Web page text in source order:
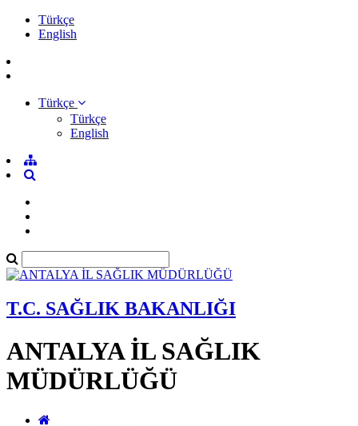
Türkçe
English
Türkçe
Türkçe
English
T.C. SAĞLIK BAKANLIĞI
ANTALYA İL SAĞLIK
MÜDÜRLÜĞÜ